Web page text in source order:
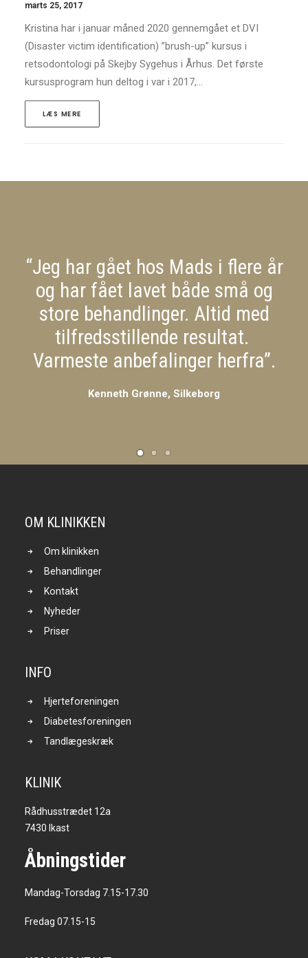
marts 25, 2017
Kristina har i januar måned 2020 gennemgået et DVI
(Disaster victim identification) ”brush-up” kursus i
retsodontologi på Skejby Sygehus i Århus. Det første
kursusprogram hun deltog i var i 2017,…
LÆS MERE
“Jeg har gået hos Mads i flere år
og har fået lavet både små og
store behandlinger. Altid med
tilfredsstillende resultat.
Varmeste anbefalinger herfra”.
Kenneth Grønne, Silkeborg
OM KLINIKKEN
Om klinikken
Behandlinger
Kontakt
Nyheder
Priser
INFO
Hjerteforeningen
Diabetesforeningen
Tandlægeskræk
KLINIK
Rådhusstrædet 12a
7430 Ikast
Åbningstider
Mandag-Torsdag 7.15-17.30
Fredag 07.15-15